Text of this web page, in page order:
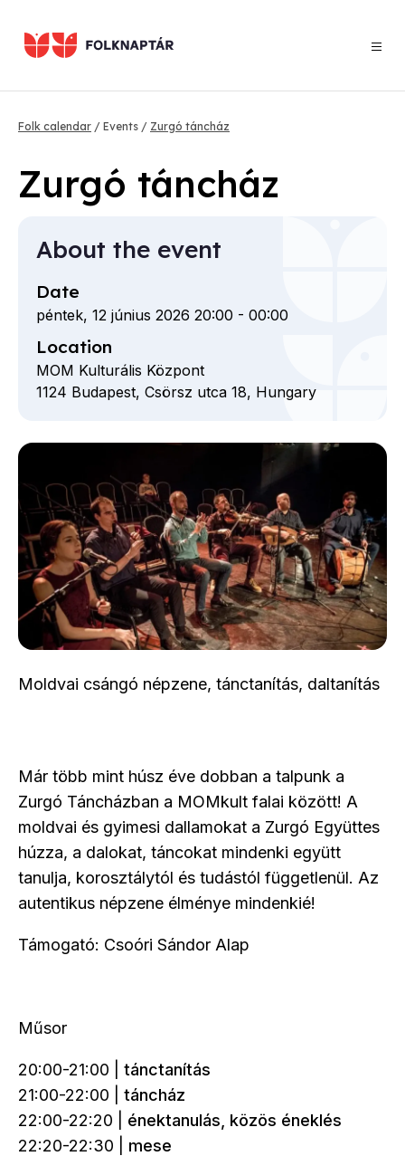
main
content
Breadcrumb
Folk calendar Events Zurgó táncház
Zurgó táncház
Moldvai csángó népzene, tánctanítás, daltanítás
Már több mint húsz éve dobban a talpunk a
Zurgó Táncházban a MOMkult falai között! A
moldvai és gyimesi dallamokat a Zurgó Együttes
húzza, a dalokat, táncokat mindenki együtt
tanulja, korosztálytól és tudástól függetlenül. Az
autentikus népzene élménye mindenkié!
Támogató: Csoóri Sándor Alap
Műsor
20:00-21:00 | tánctanítás
21:00-22:00 | táncház
22:00-22:20 | énektanulás, közös éneklés
22:20-22:30 | mese
About the event
Date
péntek, 12 június 2026 20:00 - 00:00
Location
MOM Kulturális Központ
1124 Budapest, Csörsz utca 18, Hungary